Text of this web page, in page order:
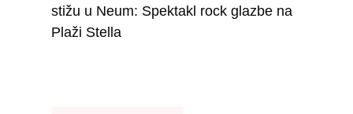
stižu u Neum: Spektakl rock glazbe na
Plaži Stella